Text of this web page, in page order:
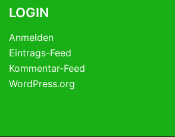
LOGIN
Anmelden
Eintrags-Feed
Kommentar-Feed
WordPress.org